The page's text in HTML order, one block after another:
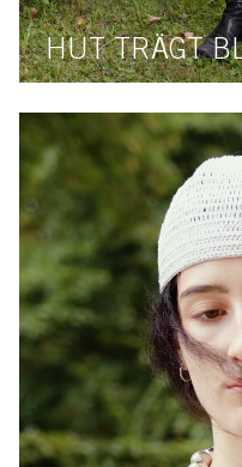
HUT TRÄGT
Video-Datei